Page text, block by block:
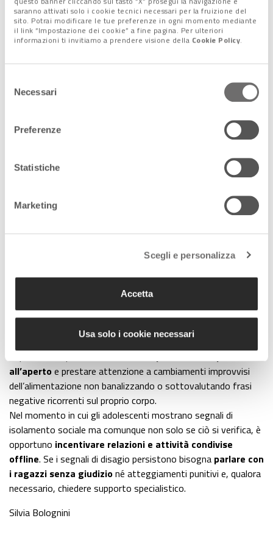
saranno attivati solo i cookie tecnici necessari per la fruizione del
sito. Potrai modificare le tue preferenze in ogni momento mediante
il link “Impostazione dei cookie” a fine pagina. Per ulteriori
informazioni ti invitiamo a prendere visione della Cookie Policy.
delNecessari
Preferenze
Statistiche
Marketing
Scegli e personalizza
Accetta
Usa solo i cookie necessari
Alcuni suggerimenti
bambino Gesù, intervenire tempestivamente è fondamentale
e che molti disturbi della sfera emotiva, che si riflettono
anche sul rapporto con l’alimentazione, esordiscono durante
alcune semplici regoleper un periodo estivo
più equilibrato.
mantenere orari regolari di sonno
durante le vacanze,evitando l’utilizzo di smartphone e
videogiochi nelle ore serali
e i dispositivi digitali
all’apertoe prestare attenzione a cambiamenti improvvisi
dell’alimentazione non banalizzando o sottovalutando frasi
negative ricorrenti sul proprio corpo.
Nel momento in cui gli adolescenti mostrano segnali di
isolamento sociale ma comunque non solo se ciò si verifica, è
opportuno incentivare relazioni e attività condivise
offline. Se i segnali di disagio persistono bisogna parlare con
i ragazzi senza giudizioné atteggiamenti punitivi e, qualora
necessario, chiedere supporto specialistico.
Silvia Bolognini